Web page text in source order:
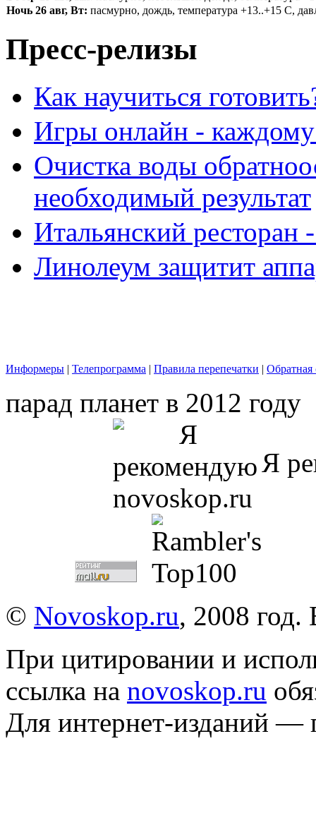
Ночь 26 авг, Вт: пасмурно, дождь, температура +13..+15 С,
Пресс-релизы
Как научиться
Игры онлайн - каждому
Очистка воды
необходимый результат
Итальянский
Линолеум защитит
Информеры | Телепрограмма | Правила перепечатки | Обратная
парад планет в 2012 году
Я
© Novoskop.ru, 2008
При цитировании и
ссылка на novoskop.ru
Для интернет-изданий —